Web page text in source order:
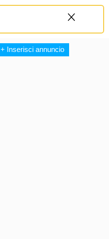
+
+ Inserisci annuncio